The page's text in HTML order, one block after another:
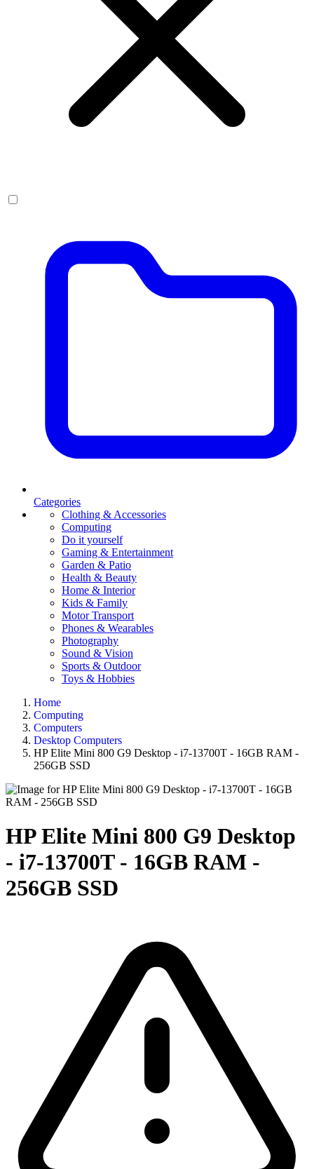
Categories
Clothing & Accessories
Computing
Do it yourself
Gaming & Entertainment
Garden & Patio
Health & Beauty
Home & Interior
Kids & Family
Motor Transport
Phones & Wearables
Photography
Sound & Vision
Sports & Outdoor
Toys & Hobbies
Home
Computing
Computers
Desktop Computers
HP Elite Mini 800 G9 Desktop - i7-13700T - 16GB RAM -
256GB SSD
HP Elite Mini 800 G9 Desktop
- i7-13700T - 16GB RAM -
256GB SSD